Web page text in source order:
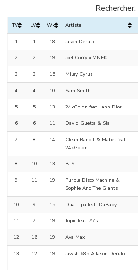
Rechercher:
TW LW Wks Artiste
1 1 18 Jason Derulo
2 2 19 Joel Corry x MNEK
3 3 15 Miley Cyrus
4 4 10 Sam Smith
5 5 13 24kGoldn feat. Iann Dior
6 6 11 David Guetta & Sia
7 8 14
Clean Bandit & Mabel feat.
24kGoldn
8 10 13 BTS
9 11 19
Purple Disco Machine &
Sophie And The Giants
10 9 15 Dua Lipa feat. DaBaby
11 7 19 Topic feat. A7s
12 16 19 Ava Max
13 12 19 Jawsh 685 & Jason Derulo